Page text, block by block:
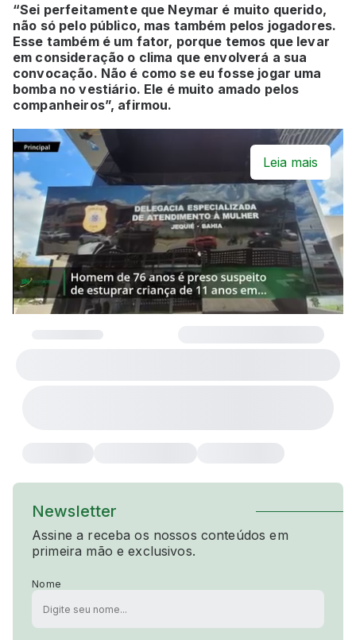
“Sei perfeitamente que Neymar é muito querido,
não só pelo público, mas também pelos jogadores.
Esse também é um fator, porque temos que levar
em consideração o clima que envolverá a sua
convocação. Não é como se eu fosse jogar uma
bomba no vestiário. Ele é muito amado pelos
companheiros”, afirmou.
Leia mais
Newsletter
Assine a receba os nossos conteúdos em
primeira mão e exclusivos.
Nome